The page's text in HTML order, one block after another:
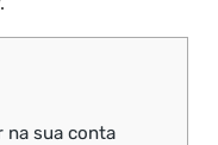
na sua conta